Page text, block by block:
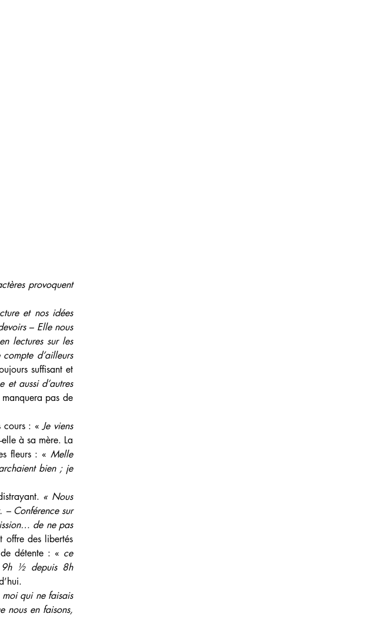
provoquent
et nos idées
– Elle nous
lectures sur les
d’ailleurs
suffisant et
et aussi d’autres
pas de
cours : « Je viens
à sa mère. La
fleurs : « Melle
bien ; je
« Nous
Conférence sur
de ne pas
offre des libertés
détente : « ce
9h ½ depuis 8h
moi qui ne faisais
nous en faisons,